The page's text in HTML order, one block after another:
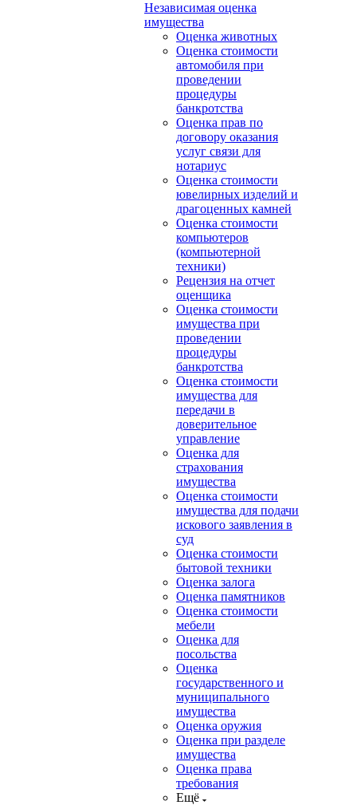
Независимая оценка
имущества
Оценка животных
Оценка стоимости
автомобиля при
проведении
процедуры
банкротства
Оценка прав по
договору оказания
услуг связи для
нотариус
Оценка стоимости
ювелирных изделий и
драгоценных камней
Оценка стоимости
компьютеров
(компьютерной
техники)
Рецензия на отчет
оценщика
Оценка стоимости
имущества при
проведении
процедуры
банкротства
Оценка стоимости
имущества для
передачи в
доверительное
управление
Оценка для
страхования
имущества
Оценка стоимости
имущества для подачи
искового заявления в
суд
Оценка стоимости
бытовой техники
Оценка залога
Оценка памятников
Оценка стоимости
мебели
Оценка для
посольства
Оценка
государственного и
муниципального
имущества
Оценка оружия
Оценка при разделе
имущества
Оценка права
требования
Ещё